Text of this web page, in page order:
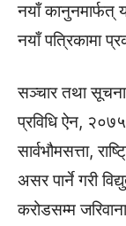
नयाँ कानुनमार्फत्
नयाँ पत्रिकामा
सञ्चार तथा
प्रविधि ऐन,
सार्वभौमसत्ता,
असर पार्ने गरी
करोडसम्म